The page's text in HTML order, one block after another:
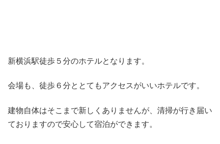
新横浜駅徒歩５分のホテルとなります。
会場も、徒歩６分ととてもアクセスがいいホテルです。
建物自体はそこまで新しくありませんが、清掃が行き届い
ておりますので安心して宿泊ができます。